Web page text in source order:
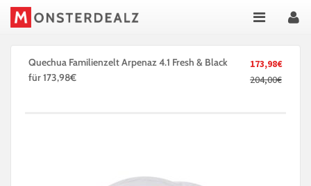
173,98€
204,00€
Quechua Familienzelt Arpenaz 4.1 Fresh & Black
für 173,98€